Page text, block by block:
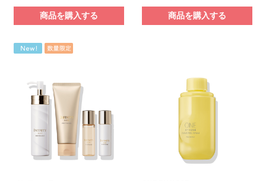
商品を購入する 商品を購入する